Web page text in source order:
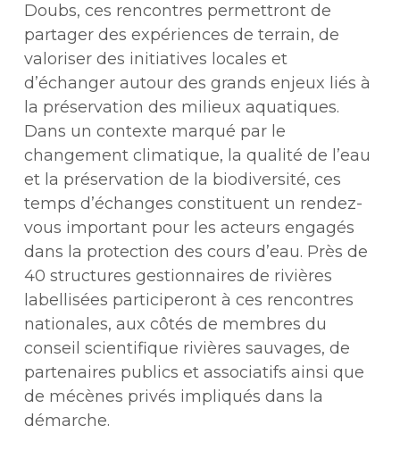
Doubs, ces rencontres permettront de
partager des expériences de terrain, de
valoriser des initiatives locales et
d’échanger autour des grands enjeux liés à
la préservation des milieux aquatiques.
Dans un contexte marqué par le
changement climatique, la qualité de l’eau
et la préservation de la biodiversité, ces
temps d’échanges constituent un rendez-
vous important pour les acteurs engagés
dans la protection des cours d’eau. Près de
40 structures gestionnaires de rivières
labellisées participeront à ces rencontres
nationales, aux côtés de membres du
conseil scientifique rivières sauvages, de
partenaires publics et associatifs ainsi que
de mécènes privés impliqués dans la
démarche.